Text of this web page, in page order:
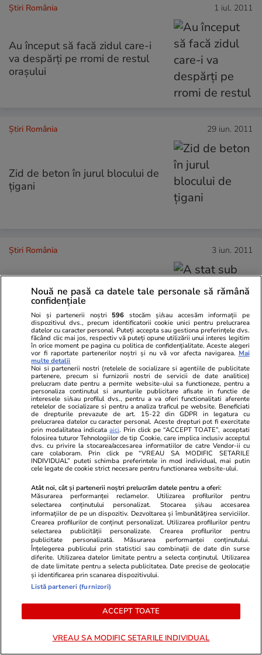
Știri România 1 iul. 2011
Au început să facă zidul care-i
va despărţi pe rromi de restul
oraşului
Știri România 29 iun. 2011
Zid de beton în jurul blocului de
ţigani
Știri România 3 iun. 2011
A stat sub nasul poliţiştilor
Știri România 31 mai 2011
Agenţii puteau să-l oprească pe
amantul ucigaş?
1 2 ••• 4
Libertatea.ro
Ultimele știri
Știri România
Infrastructura
Război Iran
Divertisment
Muzică și Filme
Horoscop
Retete culinare
știri
Nouă ne pasă ca datele tale personale să rămână
confidențiale
Noi și partenerii noștri 596 stocăm și/sau accesăm informații pe
dispozitivul dvs., precum identificatorii cookie unici pentru prelucrarea
datelor cu caracter personal. Puteți accepta sau gestiona preferințele dvs.
făcând clic mai jos, respectiv vă puteți opune utilizării unui interes legitim
în orice moment pe pagina cu politica de confidențialitate. Aceste alegeri
vor fi raportate partenerilor noștri și nu vă vor afecta navigarea. Mai
multe detalii
Noi si partenerii nostri (retelele de socializare si agentiile de publicitate
partenere, precum si furnizorii nostri de servicii de date analitice)
prelucram date pentru a permite website-ului sa functioneze, pentru a
personaliza continutul si anunturile publicitare afisate in functie de
interesele si/sau profilul dvs., pentru a va oferi functionalitati aferente
retelelor de socializare si pentru a analiza traficul pe website. Beneficiati
de drepturile prevazute de art. 15-22 din GDPR in legatura cu
prelucrarea datelor cu caracter personal. Aceste drepturi pot fi exercitate
prin modalitatea indicataaici. Prin click pe “ACCEPT TOATE”, acceptati
folosirea tuturor Tehnologiilor de tip Cookie, care implica inclusiv acceptul
dvs. cu privire la stocarea/accesarea informatiilor de catre Vendor-ii cu
care colaboram. Prin click pe “VREAU SA MODIFIC SETARILE
INDIVIDUAL” puteti schimba preferintele in mod individual, mai putin
cele legate de cookie strict necesare pentru functionarea website-ului.
Atât noi, cât și partenerii noștri prelucrăm datele pentru a oferi:
Măsurarea performanței reclamelor. Utilizarea profilurilor pentru
selectarea conținutului personalizat. Stocarea și/sau accesarea
informațiilor de pe un dispozitiv. Dezvoltarea și îmbunătățirea serviciilor.
Crearea profilurilor de conținut personalizat. Utilizarea profilurilor pentru
selectarea publicității personalizate. Crearea profilurilor pentru
publicitate personalizată. Măsurarea performanței conținutului.
Înțelegerea publicului prin statistici sau combinații de date din surse
diferite. Utilizarea datelor limitate pentru a selecta conținutul. Utilizarea
de date limitate pentru a selecta publicitatea. Date precise de geolocație
și identificarea prin scanarea dispozitivului.
Listă parteneri (furnizori)
ACCEPT TOATE
VREAU SA MODIFIC SETARILE INDIVIDUAL